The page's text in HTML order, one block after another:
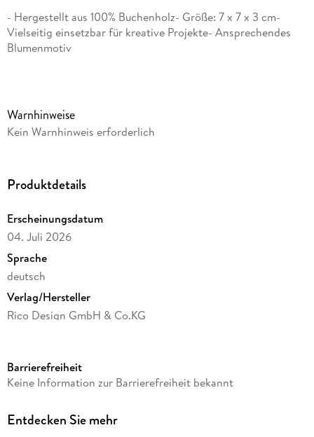
- Hergestellt aus 100% Buchenholz- Größe: 7 x 7 x 3 cm-
Vielseitig einsetzbar für kreative Projekte- Ansprechendes
Blumenmotiv
Warnhinweise
Kein Warnhinweis erforderlich
Produktdetails
Erscheinungsdatum
04. Juli 2026
Sprache
deutsch
Verlag/Hersteller
Rico Design GmbH & Co.KG
Gewicht
Größe (L/B/H)
Barrierefreiheit
Keine Information zur Barrierefreiheit bekannt
Entdecken Sie mehr